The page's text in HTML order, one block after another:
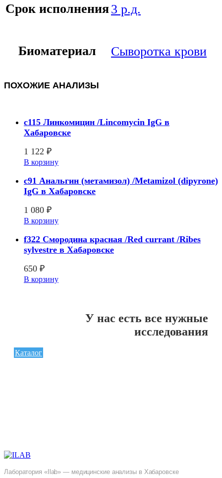
Срок исполнения3 р.д.
Биоматериал Сыворотка крови
ПОХОЖИЕ АНАЛИЗЫ
c115 Линкомицин /Lincomycin IgG в
Хабаровске
1 122 ₽
В корзину
c91 Анальгин (метамизол) /Metamizol (dipyrone)
IgG в Хабаровске
1 080 ₽
В корзину
f322 Смородина красная /Red currant /Ribes
sylvestre в Хабаровске
650 ₽
В корзину
У нас есть все нужные
исследования
Каталог
Лаборатория «Ilab» — медицинские анализы в Хабаровске